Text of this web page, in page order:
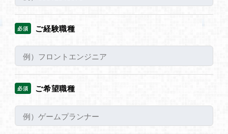
必須 ご経験職種
必須 ご希望職種